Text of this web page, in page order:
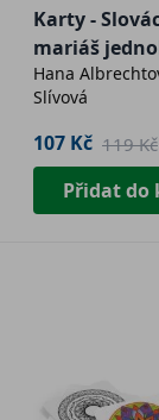
Karty -
mariáš
Hana
Slívová
107 Kč 119 Kč
Přidat do